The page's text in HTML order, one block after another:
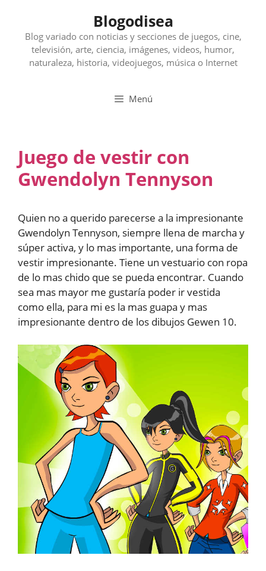
contenido
Blogodisea
Blog variado con noticias y secciones de juegos, cine,
televisión, arte, ciencia, imágenes, videos, humor,
naturaleza, historia, videojuegos, música o Internet
Menú
Juego de vestir con
Gwendolyn Tennyson
Quien no a querido parecerse a la impresionante
Gwendolyn Tennyson, siempre llena de marcha y
súper activa, y lo mas importante, una forma de
vestir impresionante. Tiene un vestuario con ropa
de lo mas chido que se pueda encontrar. Cuando
sea mas mayor me gustaría poder ir vestida
como ella, para mi es la mas guapa y mas
impresionante dentro de los dibujos Gewen 10.